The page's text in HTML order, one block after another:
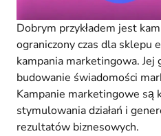
Dobrym przykładem jest
ograniczony czas dla sklepu
kampania marketingowa. Jej
budowanie świadomości
Kampanie marketingowe są
stymulowania działań i
rezultatów biznesowych.